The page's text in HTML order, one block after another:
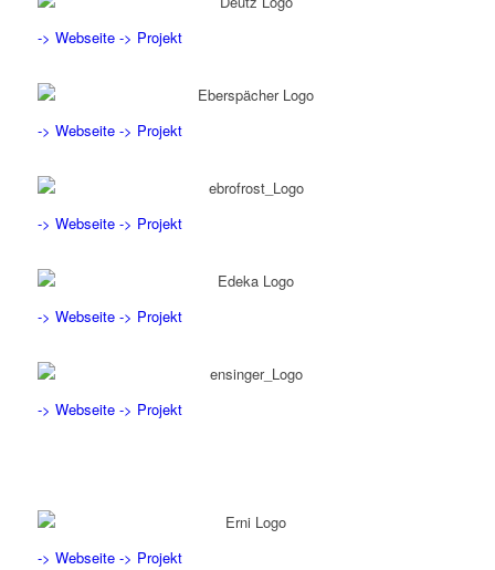
-> Webseite -> Projekt
-> Webseite -> Projekt
-> Webseite -> Projekt
-> Webseite -> Projekt
-> Webseite -> Projekt
-> Webseite -> Projekt